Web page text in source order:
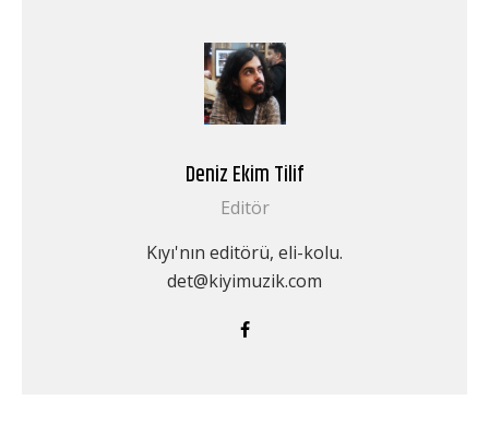
Deniz Ekim Tilif
Editör
Kıyı'nın editörü, eli-kolu.
det@kiyimuzik.com